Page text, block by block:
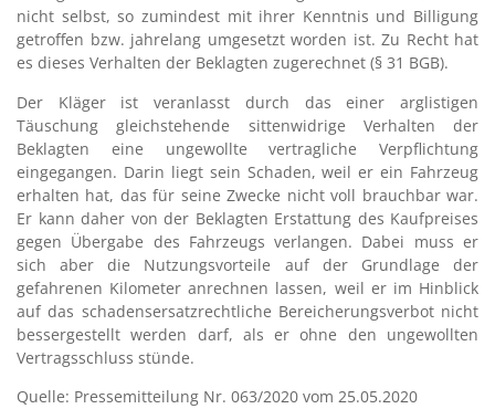
nicht selbst, so zumindest mit ihrer Kenntnis und Billigung
getroffen bzw. jahrelang umgesetzt worden ist. Zu Recht hat
es dieses Verhalten der Beklagten zugerechnet (§ 31 BGB).
Der Kläger ist veranlasst durch das einer arglistigen
Täuschung gleichstehende sittenwidrige Verhalten der
Beklagten eine ungewollte vertragliche Verpflichtung
eingegangen. Darin liegt sein Schaden, weil er ein Fahrzeug
erhalten hat, das für seine Zwecke nicht voll brauchbar war.
Er kann daher von der Beklagten Erstattung des Kaufpreises
gegen Übergabe des Fahrzeugs verlangen. Dabei muss er
sich aber die Nutzungsvorteile auf der Grundlage der
gefahrenen Kilometer anrechnen lassen, weil er im Hinblick
auf das schadensersatzrechtliche Bereicherungsverbot nicht
bessergestellt werden darf, als er ohne den ungewollten
Vertragsschluss stünde.
Quelle: Pressemitteilung Nr. 063/2020 vom 25.05.2020